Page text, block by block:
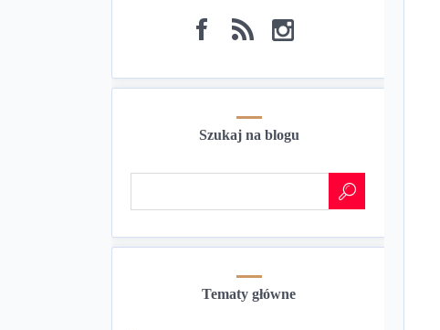
Szukaj na blogu
Tematy główne